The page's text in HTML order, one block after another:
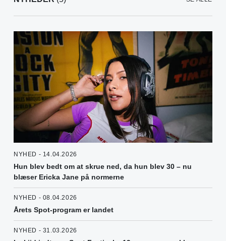
NYHED - 14.04.2026
Hun blev bedt om at skrue ned, da hun blev 30 – nu
blæser Ericka Jane på normerne
NYHED - 08.04.2026
Årets Spot-program er landet
NYHED - 31.03.2026